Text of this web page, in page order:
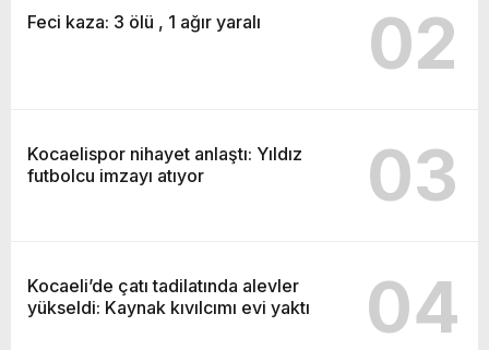
Feci kaza: 3 ölü , 1 ağır yaralı 02
Kocaelispor nihayet anlaştı: Yıldız
futbolcu imzayı atıyor
03
Kocaeli’de çatı tadilatında alevler
yükseldi: Kaynak kıvılcımı evi yaktı
04